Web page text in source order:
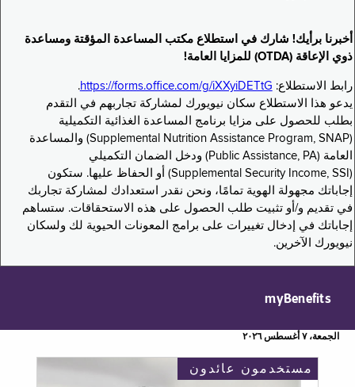
أخبرنا برأيك! شارك في استطلاع مكتب المساعدة المؤقتة ومساعدة
ذوي الإعاقة (OTDA) للمزايا العامة!
رابط الاستطلاع: https://forms.office.com/g/iXXyiDETtG
.
يدعو هذا الاستطلاع سكان نيويورك لمشاركة تجاربهم في التقدم
بطلب للحصول على مزايا برنامج المساعدة الغذائية التكميلية
(Supplemental Nutrition Assistance Program, SNAP) والمساعدة
العامة (Public Assistance, PA) ودخل الضمان التكميلي
(Supplemental Security Income, SSI) أو الحفاظ عليها. ستكون
إجاباتك مجهولة الهوية تمامًا، ونحن نقدر استعدادك لمشاركة تجاربك
في تقديم و/أو تثبيت طلب الحصول على هذه الاستحقاقات. ستساهم
إجاباتك في إدخال تغييرات على برامج المعونات الحيوية لك ولسكان
نيويورك الآخرين.
myBenefits
الجمعة، ٧ أغسطس ٢٠٢٦
مستخدمون عائدون